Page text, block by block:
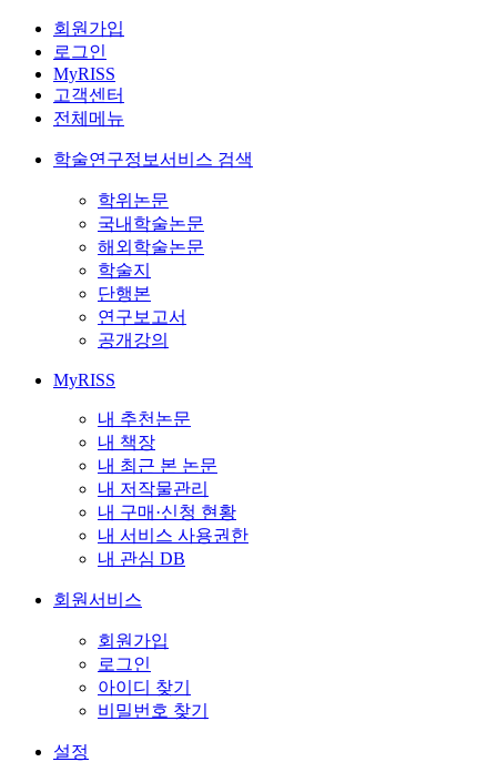
회원가입
로그인
MyRISS
고객센터
전체메뉴
학술연구정보서비스 검색
학위논문
국내학술논문
해외학술논문
학술지
단행본
연구보고서
공개강의
MyRISS
내 추천논문
내 책장
내 최근 본 논문
내 저작물관리
내 구매·신청 현황
내 서비스 사용권한
내 관심 DB
회원서비스
회원가입
로그인
아이디 찾기
비밀번호 찾기
설정